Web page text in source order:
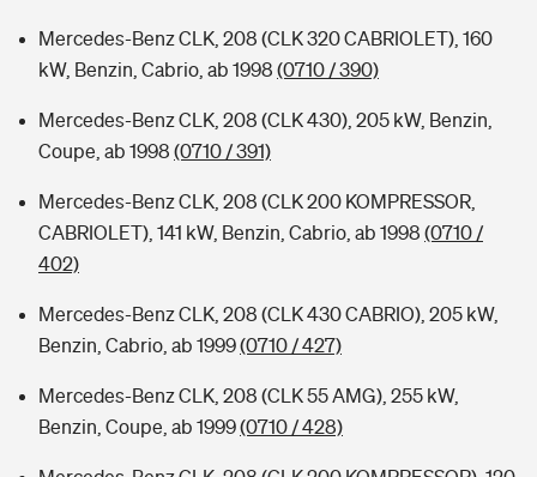
Mercedes-Benz CLK, 208 (CLK 320 CABRIOLET), 160
kW, Benzin, Cabrio, ab 1998 (0710 / 390)
Mercedes-Benz CLK, 208 (CLK 430), 205 kW, Benzin,
Coupe, ab 1998 (0710 / 391)
Mercedes-Benz CLK, 208 (CLK 200 KOMPRESSOR,
CABRIOLET), 141 kW, Benzin, Cabrio, ab 1998 (0710 /
402)
Mercedes-Benz CLK, 208 (CLK 430 CABRIO), 205 kW,
Benzin, Cabrio, ab 1999(0710 / 427)
Mercedes-Benz CLK, 208 (CLK 55 AMG), 255 kW,
Benzin, Coupe, ab 1999(0710 / 428)